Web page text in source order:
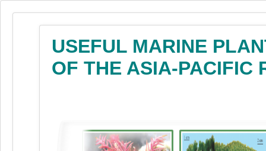
USEFUL MARINE
OF THE ASIA-PACIFIC